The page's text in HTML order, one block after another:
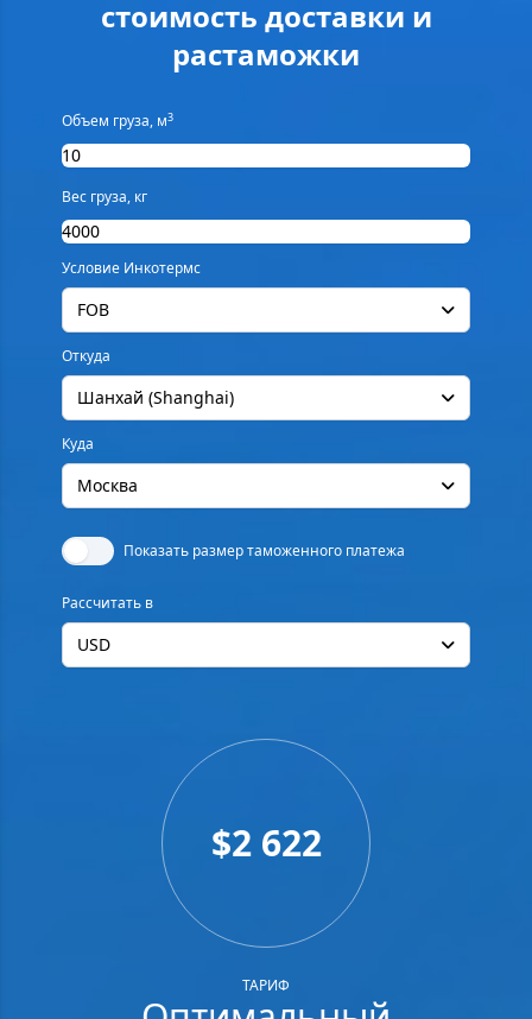
стоимость доставки и
растаможки
Объем груза, м3
Вес груза, кг
Условие Инкотермс
FOB
Откуда
Шанхай (Shanghai)
Куда
Москва
Показать размер таможенного платежа
Рассчитать в
USD
$2 622
ТАРИФ